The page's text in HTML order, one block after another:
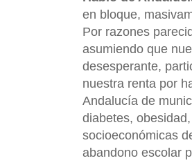
en bloque,
Por razones
asumiendo que
desesperante,
nuestra renta por
Andalucía de
diabetes,
socioeconómicas
abandono escolar